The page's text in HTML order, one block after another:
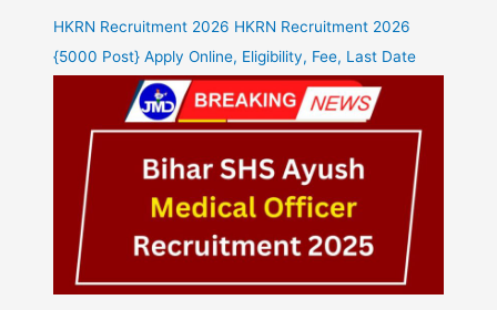
HKRN Recruitment 2026 HKRN Recruitment 2026
{5000 Post} Apply Online, Eligibility, Fee, Last Date